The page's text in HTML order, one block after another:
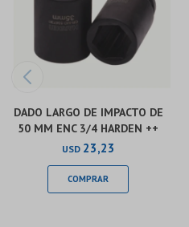
DADO LARGO DE IMPACTO DE
50 MM ENC 3/4 HARDEN ++
USD 23,23